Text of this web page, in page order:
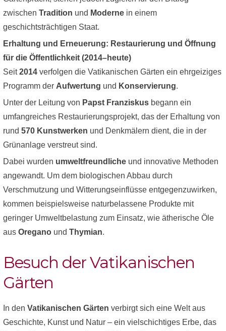
zwischen Tradition und Moderne in einem
geschichtsträchtigen Staat.
Erhaltung und Erneuerung: Restaurierung und Öffnung
für die Öffentlichkeit (2014–heute)
Seit2014 verfolgen die Vatikanischen Gärten ein ehrgeiziges
Programm der Aufwertung und Konservierung.
Unter der Leitung von Papst Franziskus begann ein
umfangreiches Restaurierungsprojekt, das der Erhaltung von
rund 570 Kunstwerken und Denkmälern dient, die in der
Grünanlage verstreut sind.
Dabei wurden umweltfreundliche und innovative Methoden
angewandt. Um dem biologischen Abbau durch
Verschmutzung und Witterungseinflüsse entgegenzuwirken,
kommen beispielsweise naturbelassene Produkte mit
geringer Umweltbelastung zum Einsatz, wie ätherische Öle
aus Oregano und Thymian.
Besuch der Vatikanischen
Gärten
In den Vatikanischen Gärten verbirgt sich eine Welt aus
Geschichte, Kunst und Natur – ein vielschichtiges Erbe, das